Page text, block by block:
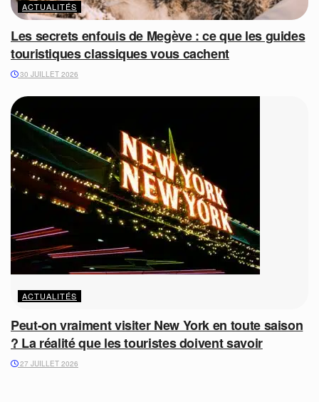
ACTUALITÉS
Les secrets enfouis de Megève : ce que les guides
touristiques classiques vous cachent
30 JUILLET 2026
ACTUALITÉS
Peut-on vraiment visiter New York en toute saison
? La réalité que les touristes doivent savoir
27 JUILLET 2026